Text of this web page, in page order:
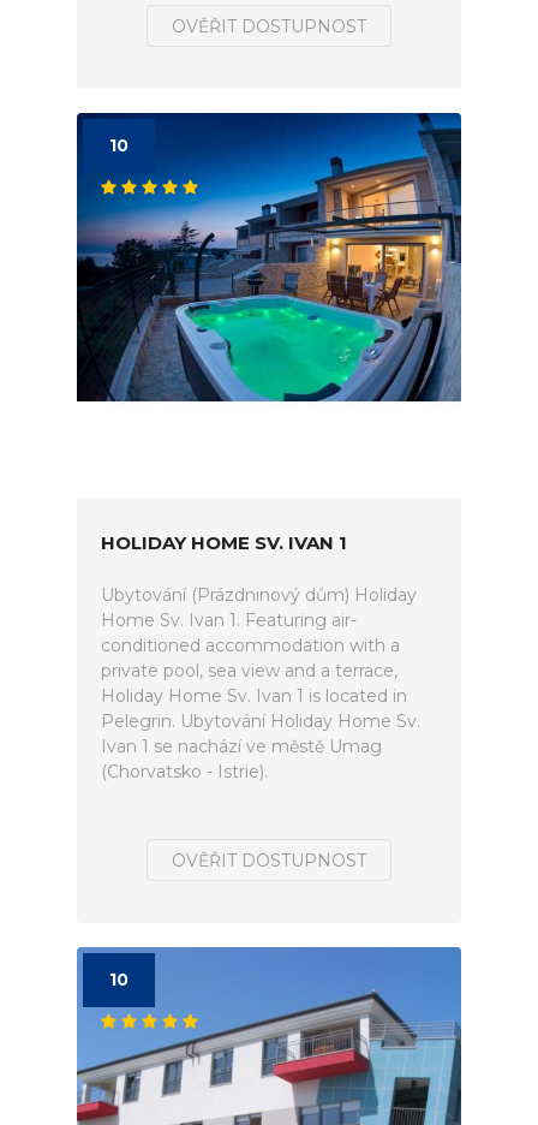
OVĚŘIT DOSTUPNOST
10
HOLIDAY HOME SV. IVAN 1
Ubytování (Prázdninový dům) Holiday
Home Sv. Ivan 1. Featuring air-
conditioned accommodation with a
private pool, sea view and a terrace,
Holiday Home Sv. Ivan 1 is located in
Pelegrin. Ubytování Holiday Home Sv.
Ivan 1 se nachází ve městě Umag
(Chorvatsko - Istrie).
OVĚŘIT DOSTUPNOST
10